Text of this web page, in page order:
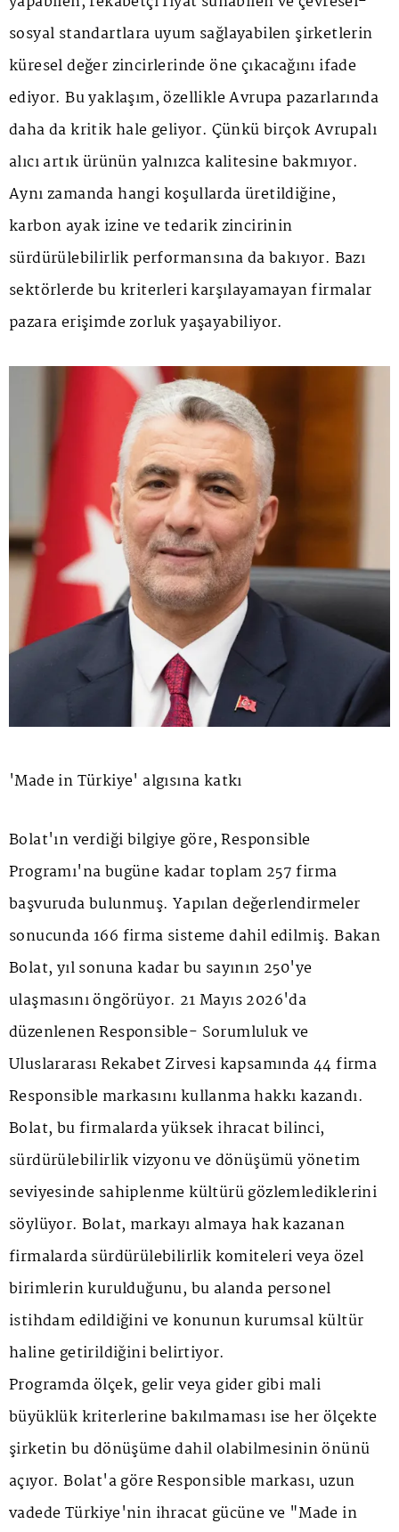
sosyal standartlara uyum sağlayabilen şirketlerin
küresel değer zincirlerinde öne çıkacağını ifade
ediyor. Bu yaklaşım, özellikle Avrupa pazarlarında
daha da kritik hale geliyor. Çünkü birçok Avrupalı
alıcı artık ürünün yalnızca kalitesine bakmıyor.
Aynı zamanda hangi koşullarda üretildiğine,
karbon ayak izine ve tedarik zincirinin
sürdürülebilirlik performansına da bakıyor. Bazı
sektörlerde bu kriterleri karşılayamayan firmalar
pazara erişimde zorluk yaşayabiliyor.
'Made in Türkiye' algısına katkı
Bolat'ın verdiği bilgiye göre, Responsible
Programı'na bugüne kadar toplam 257 firma
başvuruda bulunmuş. Yapılan değerlendirmeler
sonucunda 166 firma sisteme dahil edilmiş. Bakan
Bolat, yıl sonuna kadar bu sayının 250'ye
ulaşmasını öngörüyor. 21 Mayıs 2026'da
düzenlenen Responsible- Sorumluluk ve
Uluslararası Rekabet Zirvesi kapsamında 44 firma
Responsible markasını kullanma hakkı kazandı.
Bolat, bu firmalarda yüksek ihracat bilinci,
sürdürülebilirlik vizyonu ve dönüşümü yönetim
seviyesinde sahiplenme kültürü gözlemlediklerini
söylüyor. Bolat, markayı almaya hak kazanan
firmalarda sürdürülebilirlik komiteleri veya özel
birimlerin kurulduğunu, bu alanda personel
istihdam edildiğini ve konunun kurumsal kültür
haline getirildiğini belirtiyor.
Programda ölçek, gelir veya gider gibi mali
büyüklük kriterlerine bakılmaması ise her ölçekte
şirketin bu dönüşüme dahil olabilmesinin önünü
açıyor. Bolat'a göre Responsible markası, uzun
vadede Türkiye'nin ihracat gücüne ve "Made in